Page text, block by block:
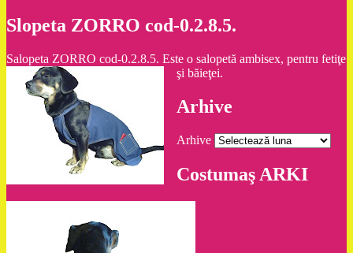
Slopeta ZORRO cod-0.2.8.5.
Salopeta ZORRO cod-0.2.8.5. Este o salopetă ambisex, pentru fetiţe
şi băieţei.
Arhive
Arhive
Costumaş ARKI